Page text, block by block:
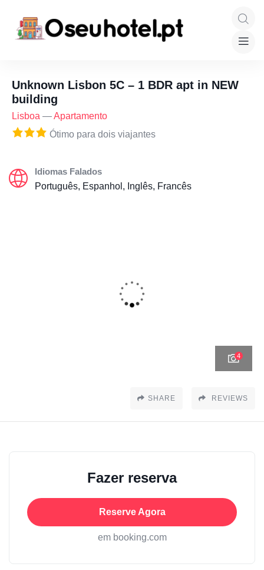
Unknown Lisbon 5C – 1 BDR apt in NEW
building
Lisboa —Apartamento
Ótimo para dois viajantes
Idiomas Falados
Português, Espanhol, Inglês, Francês
4
SHARE REVIEWS
Fazer reserva
Reserve Agora
em booking.com